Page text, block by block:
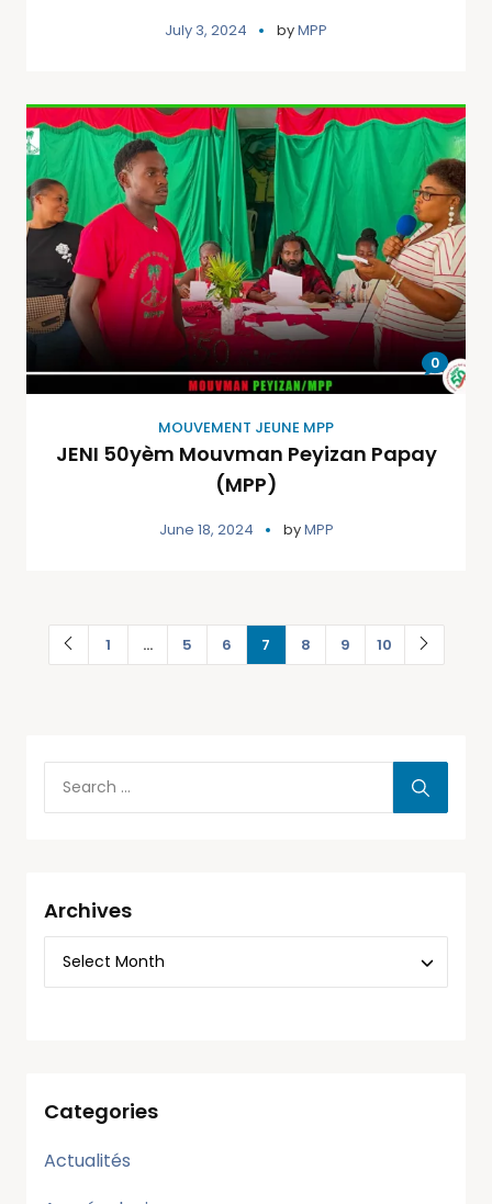
July 3, 2024 byMPP
0
MOUVEMENT JEUNE MPP
JENI 50yèm Mouvman Peyizan Papay
(MPP)
June 18, 2024 byMPP
1 … 5 6 7 8 9 10
Archives
Categories
Actualités